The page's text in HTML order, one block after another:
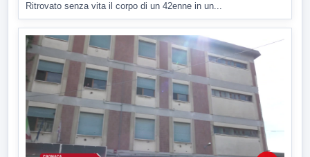
Ritrovato senza vita il corpo di un 42enne in un...